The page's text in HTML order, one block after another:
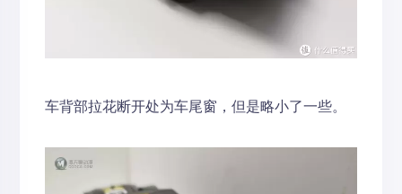
车背部拉花断开处为车尾窗，但是略小了一些。